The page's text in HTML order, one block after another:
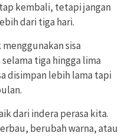
kembali, tetapi jangan
dari tiga hari.
sisa
tiga hingga lima
disimpan lebih lama tapi
dari indera perasa kita.
berubah warna, atau